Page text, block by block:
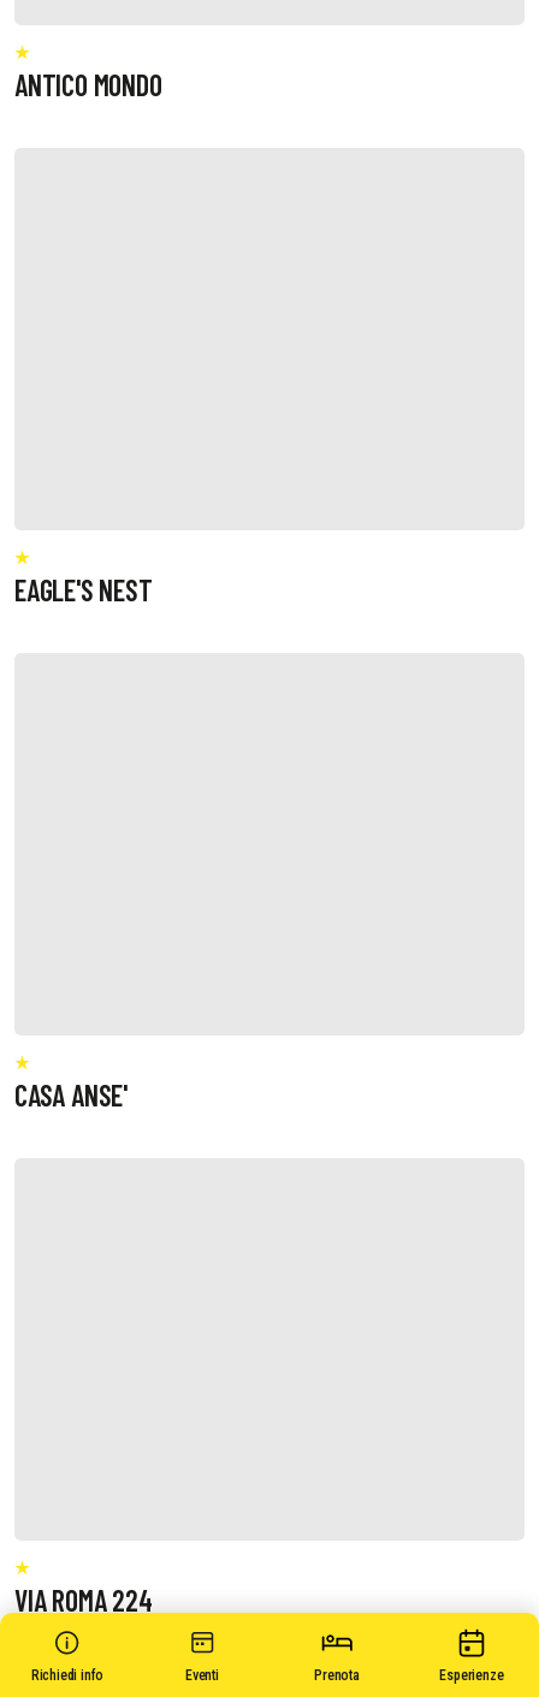
Richiedi info Eventi Prenota Esperienze
ANTICO MONDO
EAGLE'S NEST
CASA ANSE'
VIA ROMA 224